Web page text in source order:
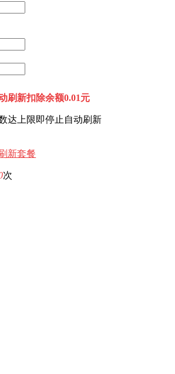
刷新扣除余额0.01元
达上限即停止自动刷新
新套餐
次